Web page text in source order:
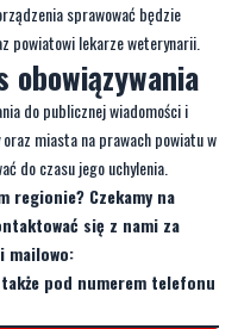
sprawować będzie
powiatowi lekarze weterynarii.
obowiązywania
do publicznej wiadomości i
miasta na prawach powiatu w
do czasu jego uchylenia.
regionie? Czekamy na
się z nami za
i mailowo:
pod numerem telefonu